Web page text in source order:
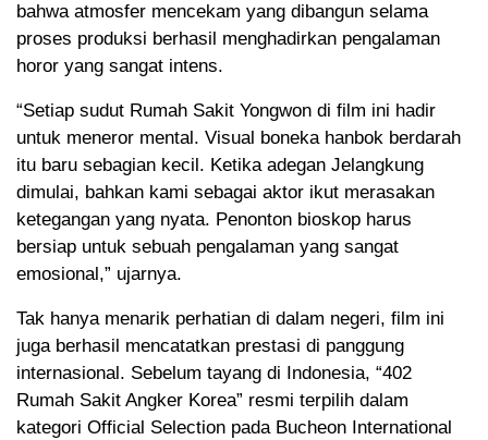
bahwa atmosfer mencekam yang dibangun selama
proses produksi berhasil menghadirkan pengalaman
horor yang sangat intens.
“Setiap sudut Rumah Sakit Yongwon di film ini hadir
untuk meneror mental. Visual boneka hanbok berdarah
itu baru sebagian kecil. Ketika adegan Jelangkung
dimulai, bahkan kami sebagai aktor ikut merasakan
ketegangan yang nyata. Penonton bioskop harus
bersiap untuk sebuah pengalaman yang sangat
emosional,” ujarnya.
Tak hanya menarik perhatian di dalam negeri, film ini
juga berhasil mencatatkan prestasi di panggung
internasional. Sebelum tayang di Indonesia, “402
Rumah Sakit Angker Korea” resmi terpilih dalam
kategori Official Selection pada Bucheon International